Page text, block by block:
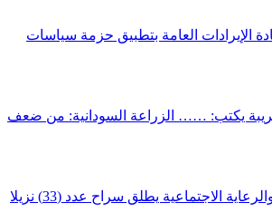
الإيرادات العامة بتطبيق حزمة سياسات
يكتب: …… الزراعة السودانية: من ضعف
وزير الموارد البشرية والرعاية الاجتماعية يطلق سراح عدد (33) نزيلا